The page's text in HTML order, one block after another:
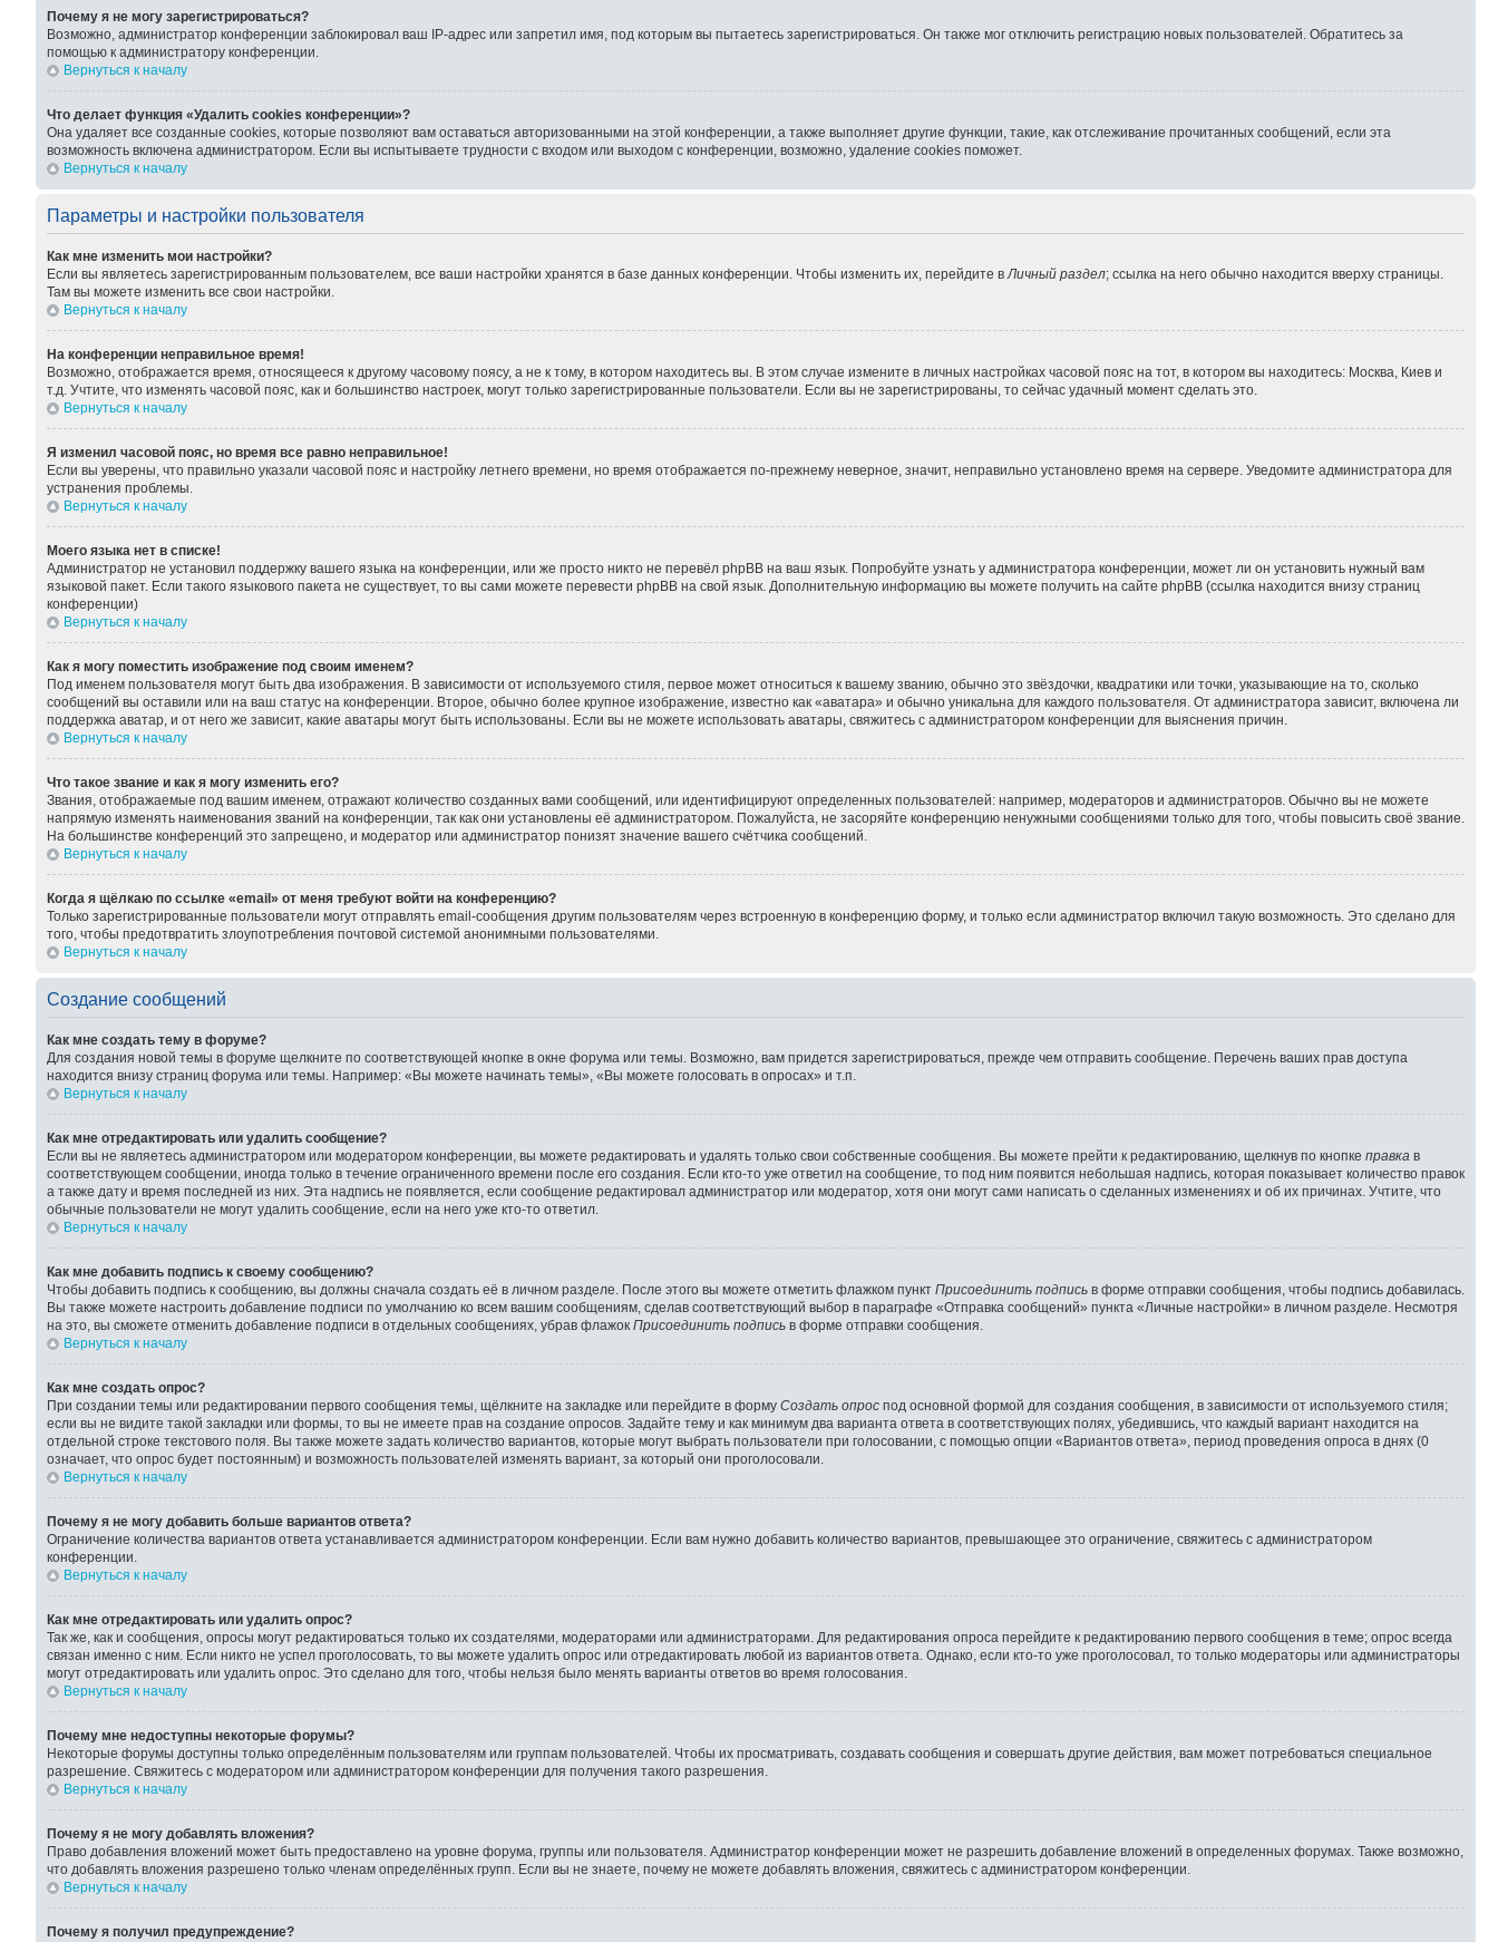
Почему я не могу зарегистрироваться?
Возможно, администратор конференции заблокировал ваш IP-адрес или запретил имя, под которым вы пытаетесь зарегистрироваться. Он также мог отключить регистрацию новых пользователей. Обратитесь за
помощью к администратору конференции.
Вернуться к началу
Что делает функция «Удалить cookies конференции»?
Она удаляет все созданные cookies, которые позволяют вам оставаться авторизованными на этой конференции, а также выполняет другие функции, такие, как отслеживание прочитанных сообщений, если эта
возможность включена администратором. Если вы испытываете трудности с входом или выходом с конференции, возможно, удаление cookies поможет.
Вернуться к началу
Параметры и настройки пользователя
Как мне изменить мои настройки?
Если вы являетесь зарегистрированным пользователем, все ваши настройки хранятся в базе данных конференции. Чтобы изменить их, перейдите вЛичный раздел; ссылка на него обычно находится вверху страницы.
Там вы можете изменить все свои настройки.
Вернуться к началу
На конференции неправильное время!
Возможно, отображается время, относящееся к другому часовому поясу, а не к тому, в котором находитесь вы. В этом случае измените в личных настройках часовой пояс на тот, в котором вы находитесь: Москва, Киев и
т.д. Учтите, что изменять часовой пояс, как и большинство настроек, могут только зарегистрированные пользователи. Если вы не зарегистрированы, то сейчас удачный момент сделать это.
Вернуться к началу
Я изменил часовой пояс, но время все равно неправильное!
Если вы уверены, что правильно указали часовой пояс и настройку летнего времени, но время отображается по-прежнему неверное, значит, неправильно установлено время на сервере. Уведомите администратора для
устранения проблемы.
Вернуться к началу
Моего языка нет в списке!
Администратор не установил поддержку вашего языка на конференции, или же просто никто не перевёл phpBB на ваш язык. Попробуйте узнать у администратора конференции, может ли он установить нужный вам
языковой пакет. Если такого языкового пакета не существует, то вы сами можете перевести phpBB на свой язык. Дополнительную информацию вы можете получить на сайте phpBB (ссылка находится внизу страниц
конференции)
Вернуться к началу
Как я могу поместить изображение под своим именем?
Под именем пользователя могут быть два изображения. В зависимости от используемого стиля, первое может относиться к вашему званию, обычно это звёздочки, квадратики или точки, указывающие на то, сколько
сообщений вы оставили или на ваш статус на конференции. Второе, обычно более крупное изображение, известно как «аватара» и обычно уникальна для каждого пользователя. От администратора зависит, включена ли
поддержка аватар, и от него же зависит, какие аватары могут быть использованы. Если вы не можете использовать аватары, свяжитесь с администратором конференции для выяснения причин.
Вернуться к началу
Что такое звание и как я могу изменить его?
Звания, отображаемые под вашим именем, отражают количество созданных вами сообщений, или идентифицируют определенных пользователей: например, модераторов и администраторов. Обычно вы не можете
напрямую изменять наименования званий на конференции, так как они установлены её администратором. Пожалуйста, не засоряйте конференцию ненужными сообщениями только для того, чтобы повысить своё звание.
На большинстве конференций это запрещено, и модератор или администратор понизят значение вашего счётчика сообщений.
Вернуться к началу
Когда я щёлкаю по ссылке «email» от меня требуют войти на конференцию?
Только зарегистрированные пользователи могут отправлять email-сообщения другим пользователям через встроенную в конференцию форму, и только если администратор включил такую возможность. Это сделано для
того, чтобы предотвратить злоупотребления почтовой системой анонимными пользователями.
Вернуться к началу
Создание сообщений
Как мне создать тему в форуме?
Для создания новой темы в форуме щелкните по соответствующей кнопке в окне форума или темы. Возможно, вам придется зарегистрироваться, прежде чем отправить сообщение. Перечень ваших прав доступа
находится внизу страниц форума или темы. Например: «Вы можете начинать темы», «Вы можете голосовать в опросах» и т.п.
Вернуться к началу
Как мне отредактировать или удалить сообщение?
Если вы не являетесь администратором или модератором конференции, вы можете редактировать и удалять только свои собственные сообщения. Вы можете прейти к редактированию, щелкнув по кнопке правка в
соответствующем сообщении, иногда только в течение ограниченного времени после его создания. Если кто-то уже ответил на сообщение, то под ним появится небольшая надпись, которая показывает количество правок
а также дату и время последней из них. Эта надпись не появляется, если сообщение редактировал администратор или модератор, хотя они могут сами написать о сделанных изменениях и об их причинах. Учтите, что
обычные пользователи не могут удалить сообщение, если на него уже кто-то ответил.
Вернуться к началу
Как мне добавить подпись к своему сообщению?
Чтобы добавить подпись к сообщению, вы должны сначала создать её в личном разделе. После этого вы можете отметить флажком пункт Присоединить подпись в форме отправки сообщения, чтобы подпись добавилась.
Вы также можете настроить добавление подписи по умолчанию ко всем вашим сообщениям, сделав соответствующий выбор в параграфе «Отправка сообщений» пункта «Личные настройки» в личном разделе. Несмотря
на это, вы сможете отменить добавление подписи в отдельных сообщениях, убрав флажок Присоединить подпись в форме отправки сообщения.
Вернуться к началу
Как мне создать опрос?
При создании темы или редактировании первого сообщения темы, щёлкните на закладке или перейдите в форму Создать опрос под основной формой для создания сообщения, в зависимости от используемого стиля;
если вы не видите такой закладки или формы, то вы не имеете прав на создание опросов. Задайте тему и как минимум два варианта ответа в соответствующих полях, убедившись, что каждый вариант находится на
отдельной строке текстового поля. Вы также можете задать количество вариантов, которые могут выбрать пользователи при голосовании, с помощью опции «Вариантов ответа», период проведения опроса в днях (0
означает, что опрос будет постоянным) и возможность пользователей изменять вариант, за который они проголосовали.
Вернуться к началу
Почему я не могу добавить больше вариантов ответа?
Ограничение количества вариантов ответа устанавливается администратором конференции. Если вам нужно добавить количество вариантов, превышающее это ограничение, свяжитесь с администратором
конференции.
Вернуться к началу
Как мне отредактировать или удалить опрос?
Так же, как и сообщения, опросы могут редактироваться только их создателями, модераторами или администраторами. Для редактирования опроса перейдите к редактированию первого сообщения в теме; опрос всегда
связан именно с ним. Если никто не успел проголосовать, то вы можете удалить опрос или отредактировать любой из вариантов ответа. Однако, если кто-то уже проголосовал, то только модераторы или администраторы
могут отредактировать или удалить опрос. Это сделано для того, чтобы нельзя было менять варианты ответов во время голосования.
Вернуться к началу
Почему мне недоступны некоторые форумы?
Некоторые форумы доступны только определённым пользователям или группам пользователей. Чтобы их просматривать, создавать сообщения и совершать другие действия, вам может потребоваться специальное
разрешение. Свяжитесь с модератором или администратором конференции для получения такого разрешения.
Вернуться к началу
Почему я не могу добавлять вложения?
Право добавления вложений может быть предоставлено на уровне форума, группы или пользователя. Администратор конференции может не разрешить добавление вложений в определенных форумах. Также возможно,
что добавлять вложения разрешено только членам определённых групп. Если вы не знаете, почему не можете добавлять вложения, свяжитесь с администратором конференции.
Вернуться к началу
Почему я получил предупреждение?